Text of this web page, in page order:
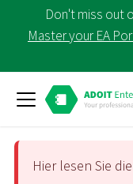
Don't miss out
Master your EA
Hier lesen Sie